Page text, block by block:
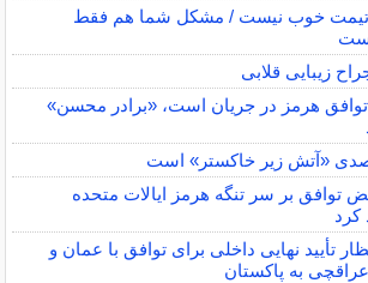
تیمت خوب نیست / مشکل شما هم فقط
زیبایی قلابی
هرمز در جریان است، «برادر محسن»
توافق بر سر تنگه هرمز ایالات متحده
کرد
تأیید نهایی داخلی برای توافق با عمان و
به پاکستان